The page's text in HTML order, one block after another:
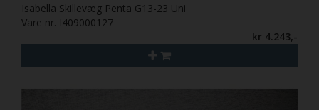
Isabella Skillevæg Penta G13-23 Uni
Vare nr. I409000127
kr 4.243,-